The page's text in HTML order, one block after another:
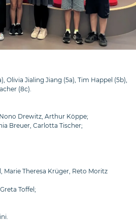
Olivia Jialing Jiang (5a), Tim Happel (5b),
(8c).
Drewitz, Arthur Köppe;
Breuer, Carlotta Tischer;
Marie Theresa Krüger, Reto Moritz
Toffel;